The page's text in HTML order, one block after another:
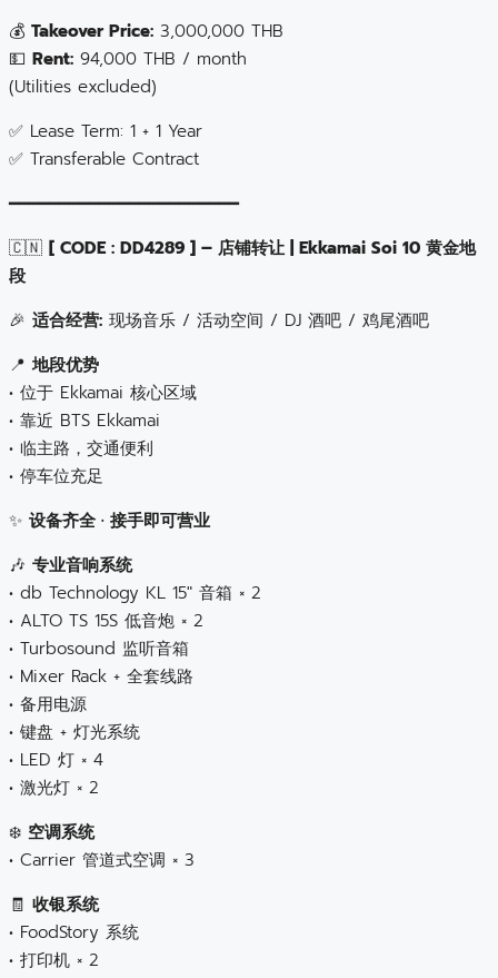
💰 Takeover Price: 3,000,000 THB
💵 Rent: 94,000 THB / month
(Utilities excluded)
✅ Lease Term: 1 + 1 Year
✅ Transferable Contract
━━━━━━━━━━━━━━━━━━━━━━━
🇨🇳 [ CODE : DD4289 ] – 店铺转让 | Ekkamai Soi 10 黄金地
段
🎉 适合经营: 现场音乐 / 活动空间 / DJ 酒吧 / 鸡尾酒吧
📍地段优势
• 位于 Ekkamai 核心区域
• 靠近 BTS Ekkamai
• 临主路，交通便利
• 停车位充足
✨ 设备齐全 · 接手即可营业
🎶 专业音响系统
• db Technology KL 15″ 音箱 × 2
• ALTO TS 15S 低音炮 × 2
• Turbosound 监听音箱
• Mixer Rack + 全套线路
• 备用电源
• 键盘 + 灯光系统
• LED 灯 × 4
• 激光灯 × 2
❄️ 空调系统
• Carrier 管道式空调 × 3
🧾 收银系统
• FoodStory 系统
• 打印机 × 2